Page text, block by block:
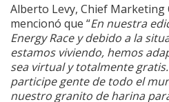
Alberto Levy, Chief Marketing
mencionó que “En nuestra
Energy Race y debido a la
estamos viviendo, hemos
sea virtual y totalmente
participe gente de todo el
nuestro granito de harina